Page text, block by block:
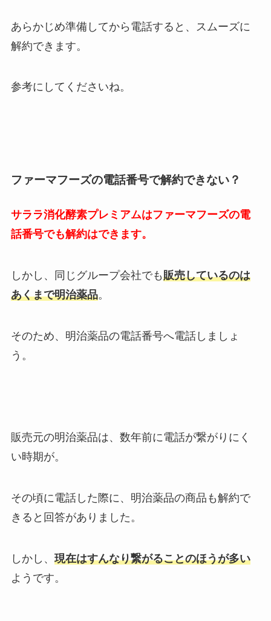
あらかじめ準備してから電話すると、スムーズに
解約できます。
参考にしてくださいね。
ファーマフーズの電話番号で解約できない？
サララ消化酵素プレミアムはファーマフーズの電
話番号でも解約はできます。
しかし、同じグループ会社でも販売しているのは
あくまで明治薬品。
そのため、明治薬品の電話番号へ電話しましょ
う。
販売元の明治薬品は、数年前に電話が繋がりにく
い時期が。
その頃に電話した際に、明治薬品の商品も解約で
きると回答がありました。
しかし、 現在はすんなり繋がることのほうが多い
ようです。